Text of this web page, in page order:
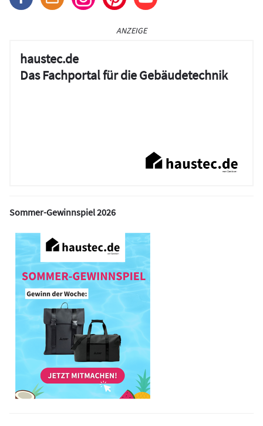
ANZEIGE
haustec.de
Das Fachportal für die Gebäudetechnik
Sommer-Gewinnspiel 2026